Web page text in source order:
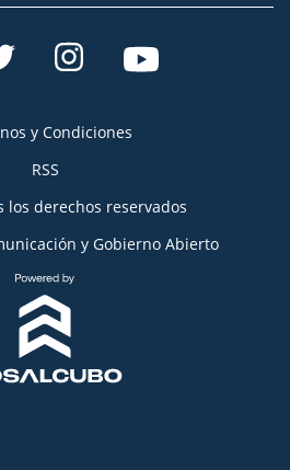
y Condiciones
RSS
los derechos reservados
y Gobierno Abierto